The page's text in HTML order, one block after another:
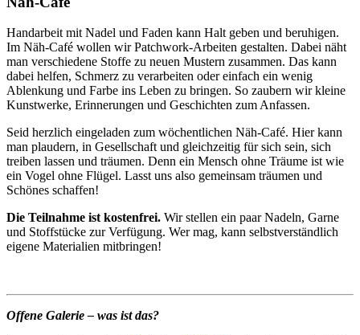
Handarbeit mit Nadel und Faden kann Halt geben und beruhigen.
Im Näh-Café wollen wir Patchwork-Arbeiten gestalten. Dabei näht
man verschiedene Stoffe zu neuen Mustern zusammen. Das kann
dabei helfen, Schmerz zu verarbeiten oder einfach ein wenig
Ablenkung und Farbe ins Leben zu bringen. So zaubern wir kleine
Kunstwerke, Erinnerungen und Geschichten zum Anfassen.
Seid herzlich eingeladen zum wöchentlichen Näh-Café. Hier kann
man plaudern, in Gesellschaft und gleichzeitig für sich sein, sich
treiben lassen und träumen. Denn ein Mensch ohne Träume ist wie
ein Vogel ohne Flügel. Lasst uns also gemeinsam träumen und
Schönes schaffen!
Die Teilnahme ist kostenfrei. Wir stellen ein paar Nadeln, Garne
und Stoffstücke zur Verfügung. Wer mag, kann selbstverständlich
eigene Materialien mitbringen!
Offene Galerie – was ist das?